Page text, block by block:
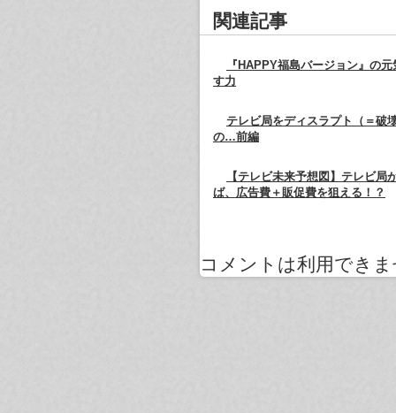
関連記事
『HAPPY福島バージョン』の
す力
テレビ局をディスラプト（＝破
の…前編
【テレビ未来予想図】テレビ局
ば、広告費＋販促費を狙える！？
コメントは利用でき